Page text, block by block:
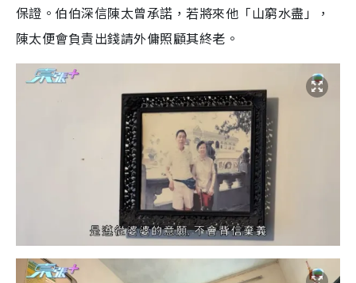
保證。伯伯深信陳太曾承諾，若將來他「山窮水盡」，
陳太便會負責出錢請外傭照顧其終老。